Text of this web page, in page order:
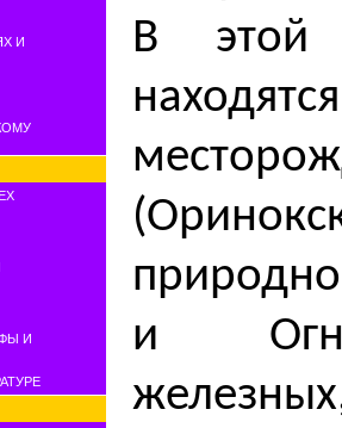
И
И
В этой
и